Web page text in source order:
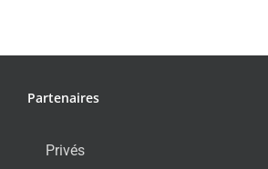
Partenaires
Privés